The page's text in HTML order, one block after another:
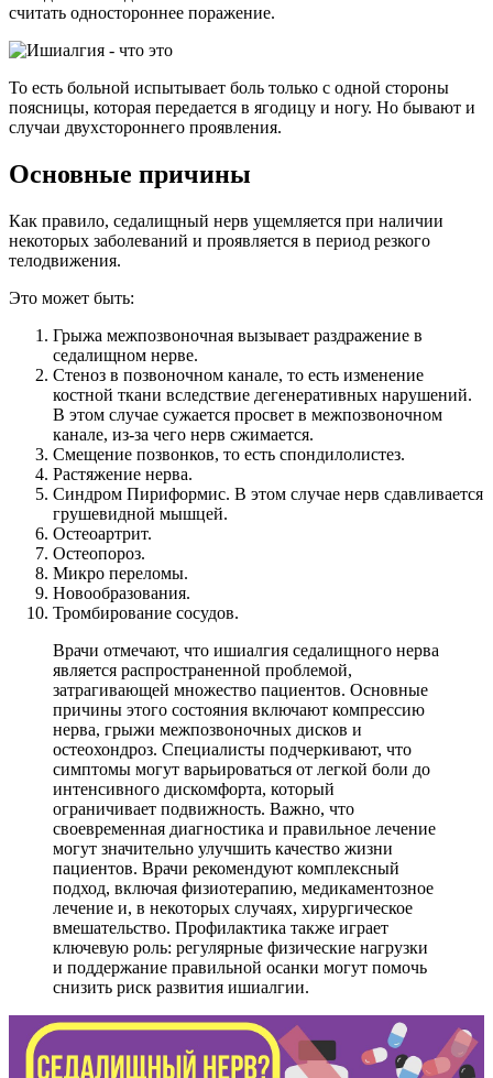
считать одностороннее поражение.
То есть больной испытывает боль только с одной стороны
поясницы, которая передается в ягодицу и ногу. Но бывают и
случаи двухстороннего проявления.
Основные причины
Как правило, седалищный нерв ущемляется при наличии
некоторых заболеваний и проявляется в период резкого
телодвижения.
Это может быть:
Грыжа межпозвоночная вызывает раздражение в
седалищном нерве.
Стеноз в позвоночном канале, то есть изменение
костной ткани вследствие дегенеративных нарушений.
В этом случае сужается просвет в межпозвоночном
канале, из-за чего нерв сжимается.
Смещение позвонков, то есть спондилолистез.
Растяжение нерва.
Синдром Пириформис. В этом случае нерв сдавливается
грушевидной мышцей.
Остеоартрит.
Остеопороз.
Микро переломы.
Новообразования.
Тромбирование сосудов.
Врачи отмечают, что ишиалгия седалищного нерва
является распространенной проблемой,
затрагивающей множество пациентов. Основные
причины этого состояния включают компрессию
нерва, грыжи межпозвоночных дисков и
остеохондроз. Специалисты подчеркивают, что
симптомы могут варьироваться от легкой боли до
интенсивного дискомфорта, который
ограничивает подвижность. Важно, что
своевременная диагностика и правильное лечение
могут значительно улучшить качество жизни
пациентов. Врачи рекомендуют комплексный
подход, включая физиотерапию, медикаментозное
лечение и, в некоторых случаях, хирургическое
вмешательство. Профилактика также играет
ключевую роль: регулярные физические нагрузки
и поддержание правильной осанки могут помочь
снизить риск развития ишиалгии.